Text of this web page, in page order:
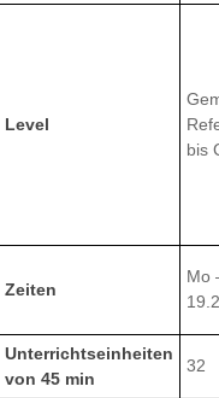
Level
bis
Zeiten
Mo
Unterrichtseinheiten
von 45 min
32